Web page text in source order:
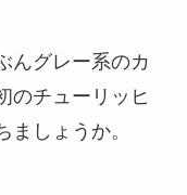
んグレー系のカ
のチューリッヒ
ましょうか。